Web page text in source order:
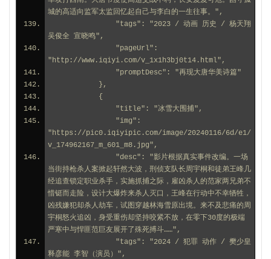
城的高适向监军太监回忆起自己与李白的一生往事。",
吴俊全 宣晓鸣",
"http://www.iqiyi.com/v_1x1h3bj0t14.html",
                "promptDesc": "再现大唐华美诗篇"
            },
            {
                "title": "冰雪大围捕",
"https://pic0.iqiyipic.com/image/20240116/6d/e1/
v_174962167_m_601_m8.jpg",
当街持枪杀人案掀起轩然大波，刑侦支队长周宇桐和徒弟王峰几
经追查锁定职业杀手，实施抓捕之际，雇凶杀人的范家两兄弟不
惜铤而走险，设计大爆炸来杀人灭口，王峰在行动中不幸牺牲，
凶残嫌犯却杀人劫车，试图穿越林海雪原出境。来不及悲痛的周
宇桐怒火追凶，身受重伤却坚持咬紧不放，在零下30度的极端
严寒中与悍匪范巨友展开了殊死搏斗……",
释彦能 李智（演员）",